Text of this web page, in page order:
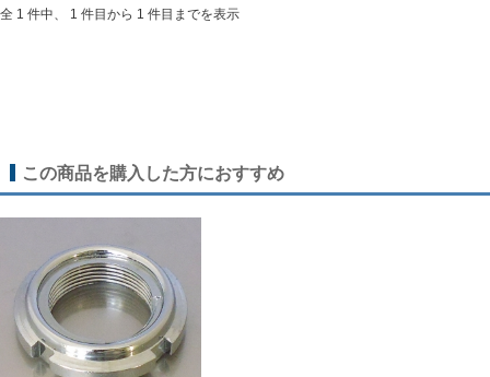
全 1 件中、 1 件目から 1 件目までを表示
この商品を購入した方におすすめ